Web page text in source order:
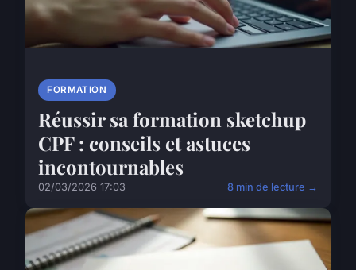
FORMATION
Réussir sa formation sketchup
CPF : conseils et astuces
incontournables
02/03/2026 17:03 8 min de lecture →